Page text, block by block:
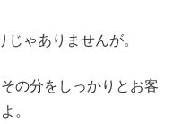
ゃありませんが。
の分をしっかりとお客
。